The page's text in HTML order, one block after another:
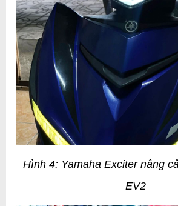
Hình 4: Yamaha Exciter nâng
EV2